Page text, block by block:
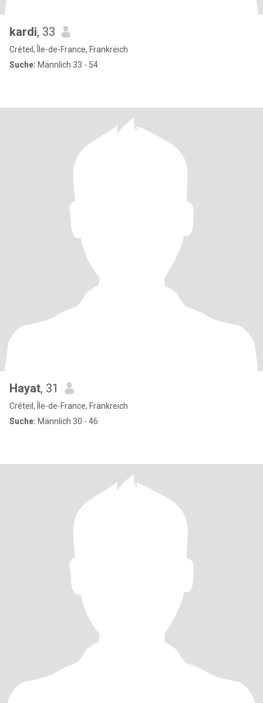
kardi, 33
Créteil, Île-de-France, Frankreich
Suche: Männlich 33 - 54
Hayat, 31
Créteil, Île-de-France, Frankreich
Suche: Männlich 30 - 46